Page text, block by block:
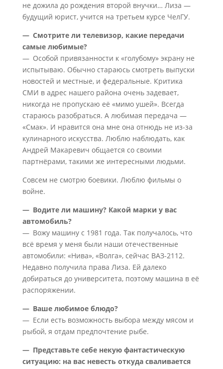
не дожила до рождения второй внучки… Лиза —
будущий юрист, учится на третьем курсе ЧелГУ.
— Смотрите ли телевизор, какие передачи
самые любимые?
— Особой привязанности к «голубому» экрану не
испытываю. Обычно стараюсь смотреть выпуски
новостей и местные, и федеральные. Критика
СМИ в адрес нашего района очень задевает,
никогда не пропускаю её «мимо ушей». Всегда
стараюсь разобраться. А любимая передача —
«Смак». И нравится она мне она отнюдь не из-за
кулинарного искусства. Люблю наблюдать, как
Андрей Макаревич общается со своими
партнёрами, такими же интересными людьми.
Совсем не смотрю боевики. Люблю фильмы о
войне.
— Водите ли машину? Какой марки у вас
автомобиль?
— Вожу машину с 1981 года. Так получалось, что
всё время у меня были наши отечественные
автомобили: «Нива», «Волга», сейчас ВАЗ-2112.
Недавно получила права Лиза. Ей далеко
добираться до университета, поэтому машина в её
распоряжении.
— Ваше любимое блюдо?
— Если есть возможность выбора между мясом и
рыбой, я отдам предпочтение рыбе.
— Представьте себе некую фантастическую
ситуацию: на вас невесть откуда сваливается